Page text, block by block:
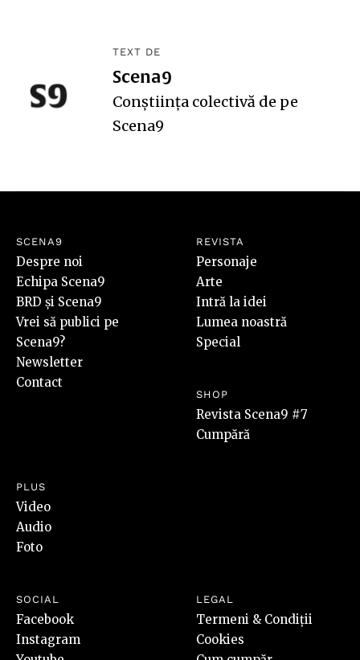
TEXT DE
Scena9
Conștiința colectivă de pe
Scena9
SCENA9
Despre noi
Echipa Scena9
BRD și Scena9
Vrei să publici pe
Scena9?
Newsletter
Contact
REVISTA
Personaje
Arte
Intră la idei
Lumea noastră
Special
SHOP
Revista Scena9 #7
Cumpără
PLUS
Video
Audio
Foto
SOCIAL
Facebook
Instagram
LEGAL
Termeni & Condiții
Cookies